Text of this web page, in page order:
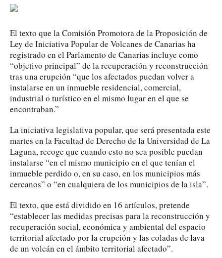
El texto que la Comisión Promotora de la Proposición de
Ley de Iniciativa Popular de Volcanes de Canarias ha
registrado en el Parlamento de Canarias incluye como
“objetivo principal” de la recuperación y reconstrucción
tras una erupción “que los afectados puedan volver a
instalarse en un inmueble residencial, comercial,
industrial o turístico en el mismo lugar en el que se
encontraban.”
La iniciativa legislativa popular, que será presentada este
martes en la Facultad de Derecho de la Universidad de La
Laguna, recoge que cuando esto no sea posible puedan
instalarse “en el mismo municipio en el que tenían el
inmueble perdido o, en su caso, en los municipios más
cercanos” o “en cualquiera de los municipios de la isla”.
El texto, que está dividido en 16 artículos, pretende
“establecer las medidas precisas para la reconstrucción y
recuperación social, económica y ambiental del espacio
territorial afectado por la erupción y las coladas de lava
de un volcán en el ámbito territorial afectado”.